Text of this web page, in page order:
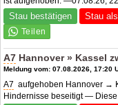
Stau bestätigen Stau
A7 Hannover » Kassel
Meldung vom: 07.08.2026, 17:20
A7 aufgehoben Hannover →
Hindernisse beseitigt —